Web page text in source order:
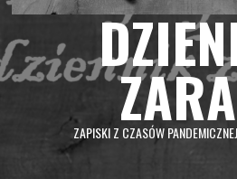
ZAPISKI Z CZASÓW